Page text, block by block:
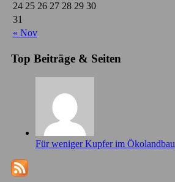
« Nov
24 25 26 27 28 29 30
31
Top Beiträge & Seiten
Für weniger Kupfer im Ökolandbau